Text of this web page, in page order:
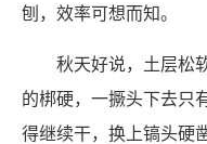
刨，效率可想而知。
秋天好说，土层松
的梆硬，一撅头下去只
得继续干，换上镐头硬凿